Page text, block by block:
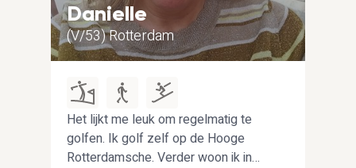
Danielle
(V/53) Rotterdam
Het lijkt me leuk om regelmatig te
golfen. Ik golf zelf op de Hooge
Rotterdamsche. Verder woon ik in